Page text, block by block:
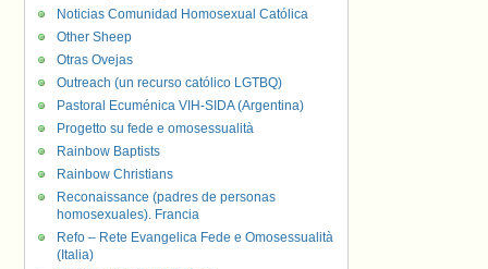
Noticias Comunidad Homosexual Católica
Other Sheep
Otras Ovejas
Outreach (un recurso católico LGTBQ)
Pastoral Ecuménica VIH-SIDA (Argentina)
Progetto su fede e omosessualità
Rainbow Baptists
Rainbow Christians
Reconaissance (padres de personas
homosexuales). Francia
Refo – Rete Evangelica Fede e Omosessualità
(Italia)